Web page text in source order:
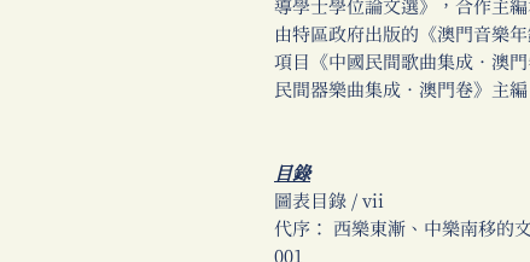
導學士學位論文選》，合作主
由特區政府出版的《澳門音樂
項目《中國民間歌曲集成．澳
民間器樂曲集成．澳門卷》主編
目錄
圖表目錄 / vii
代序： 西樂東漸、中樂南移的
001